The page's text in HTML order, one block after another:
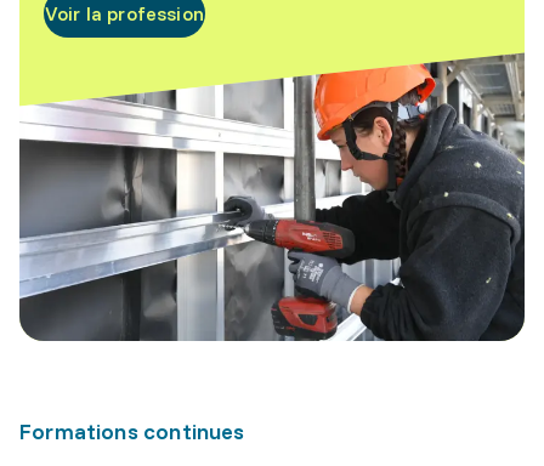
Voir la profession
Formations continues